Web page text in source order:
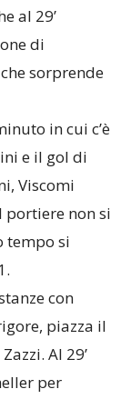
al 29’
di
sorprende
in cui c’è
e il gol di
Viscomi
portiere non si
tempo si
con
piazza il
Al 29’
per